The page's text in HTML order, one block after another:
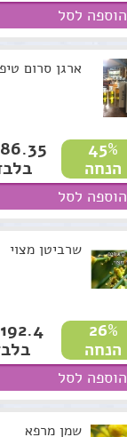
הוספה לסל
ארגן סרום
45%
הנחה
86.35 ₪
הוספה לסל
שרביטן מצוי
26%
הנחה
192.4 ₪
הוספה לסל
שמן מרפא